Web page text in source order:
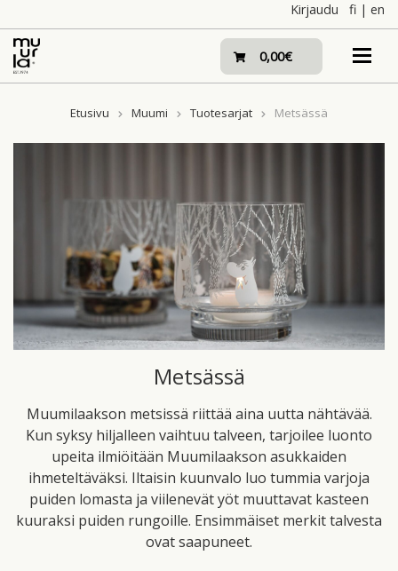
to
content
Kirjaudu fi | en
0,00€
Etusivu Muumi Tuotesarjat Metsässä
Metsässä
Muumilaakson metsissä riittää aina uutta nähtävää.
Kun syksy hiljalleen vaihtuu talveen, tarjoilee luonto
upeita ilmiöitään Muumilaakson asukkaiden
ihmeteltäväksi. Iltaisin kuunvalo luo tummia varjoja
puiden lomasta ja viilenevät yöt muuttavat kasteen
kuuraksi puiden rungoille. Ensimmäiset merkit talvesta
ovat saapuneet.